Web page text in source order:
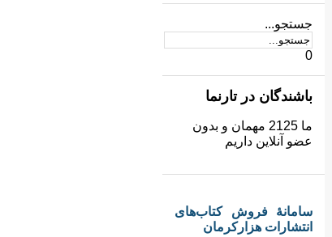
جستجو...
0
باشندگان در تارنما
ما 2125 مهمان و بدون
عضو آنلاین داریم
سامانهٔ فروش کتاب‌های
انتشارات هزارکرمان